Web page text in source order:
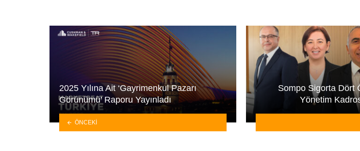
2025 Yılına Ait ‘Gayrimenkul Pazarı
Görünümü’ Raporu Yayınladı
ÖNCEKI
Sompo Sigorta Dört
Yönetim